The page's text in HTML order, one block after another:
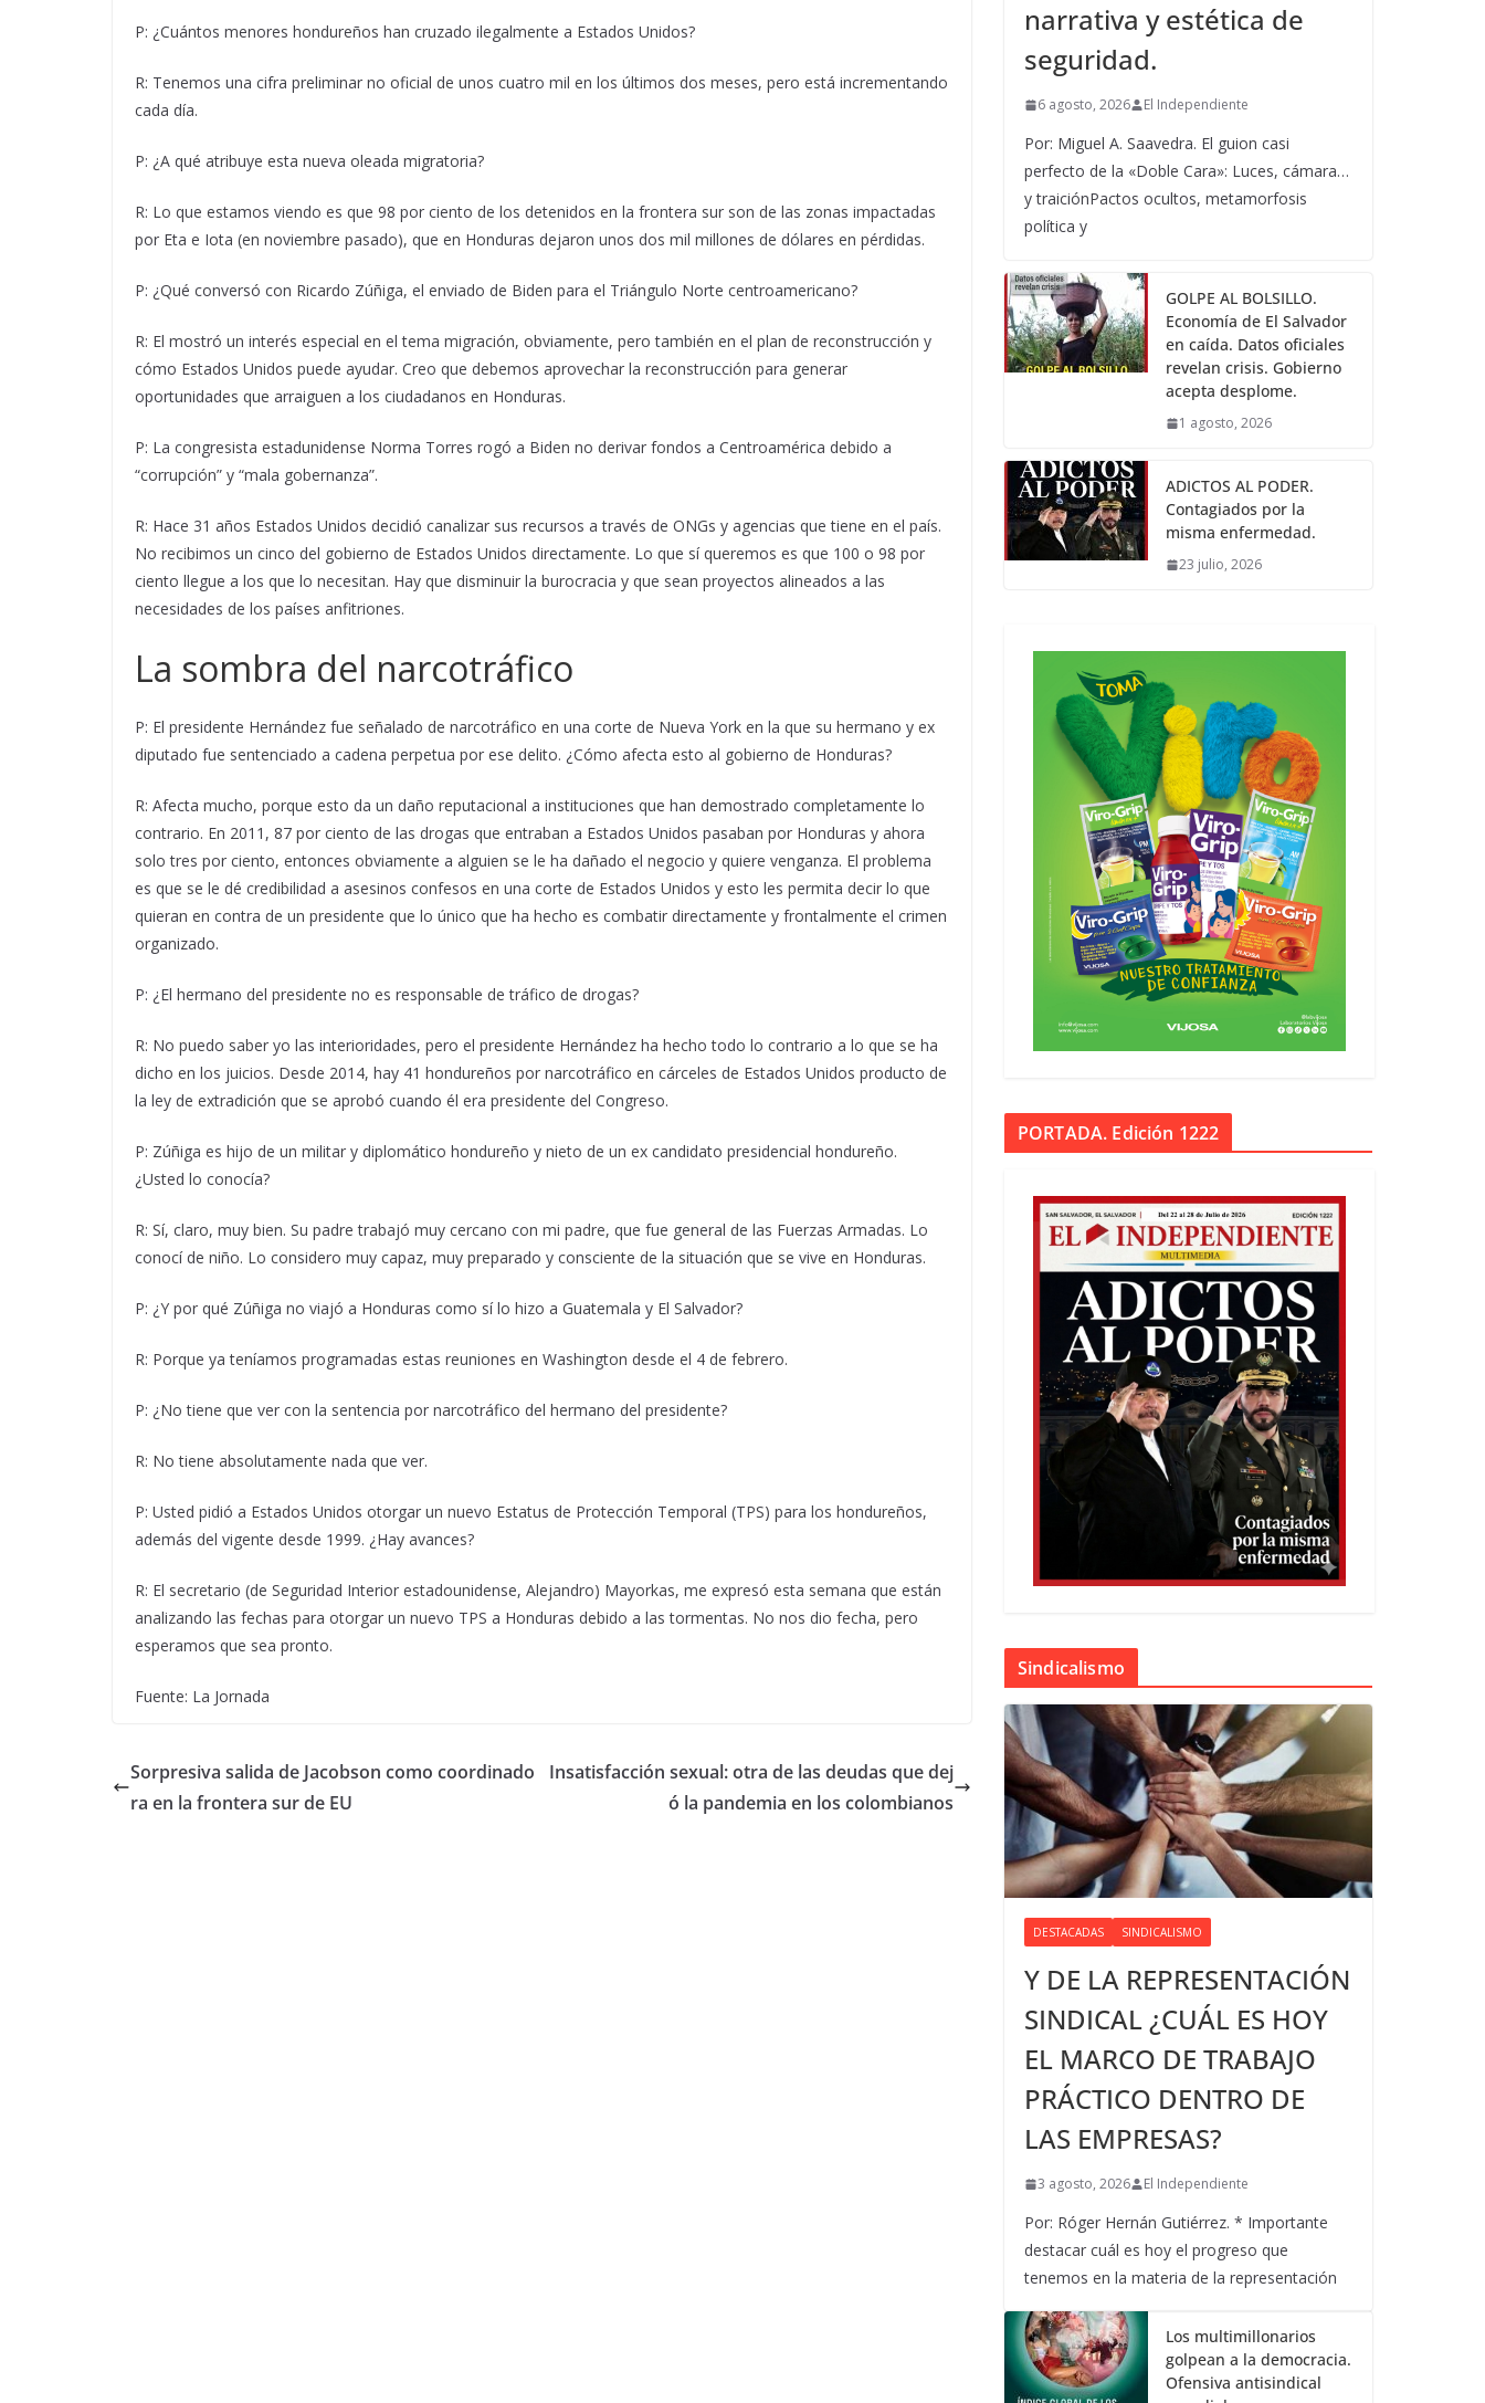
P: ¿Cuántos menores hondureños han cruzado ilegalmente a Estados Unidos?
R: Tenemos una cifra preliminar no oficial de unos cuatro mil en los últimos dos meses, pero está incrementando
cada día.
P: ¿A qué atribuye esta nueva oleada migratoria?
R: Lo que estamos viendo es que 98 por ciento de los detenidos en la frontera sur son de las zonas impactadas
por Eta e Iota (en noviembre pasado), que en Honduras dejaron unos dos mil millones de dólares en pérdidas.
P: ¿Qué conversó con Ricardo Zúñiga, el enviado de Biden para el Triángulo Norte centroamericano?
R: El mostró un interés especial en el tema migración, obviamente, pero también en el plan de reconstrucción y
cómo Estados Unidos puede ayudar. Creo que debemos aprovechar la reconstrucción para generar
oportunidades que arraiguen a los ciudadanos en Honduras.
P: La congresista estadunidense Norma Torres rogó a Biden no derivar fondos a Centroamérica debido a
“corrupción” y “mala gobernanza”.
R: Hace 31 años Estados Unidos decidió canalizar sus recursos a través de ONGs y agencias que tiene en el país.
No recibimos un cinco del gobierno de Estados Unidos directamente. Lo que sí queremos es que 100 o 98 por
ciento llegue a los que lo necesitan. Hay que disminuir la burocracia y que sean proyectos alineados a las
necesidades de los países anfitriones.
La sombra del narcotráfico
P: El presidente Hernández fue señalado de narcotráfico en una corte de Nueva York en la que su hermano y ex
diputado fue sentenciado a cadena perpetua por ese delito. ¿Cómo afecta esto al gobierno de Honduras?
R: Afecta mucho, porque esto da un daño reputacional a instituciones que han demostrado completamente lo
contrario. En 2011, 87 por ciento de las drogas que entraban a Estados Unidos pasaban por Honduras y ahora
solo tres por ciento, entonces obviamente a alguien se le ha dañado el negocio y quiere venganza. El problema
es que se le dé credibilidad a asesinos confesos en una corte de Estados Unidos y esto les permita decir lo que
quieran en contra de un presidente que lo único que ha hecho es combatir directamente y frontalmente el crimen
organizado.
P: ¿El hermano del presidente no es responsable de tráfico de drogas?
R: No puedo saber yo las interioridades, pero el presidente Hernández ha hecho todo lo contrario a lo que se ha
dicho en los juicios. Desde 2014, hay 41 hondureños por narcotráfico en cárceles de Estados Unidos producto de
la ley de extradición que se aprobó cuando él era presidente del Congreso.
P: Zúñiga es hijo de un militar y diplomático hondureño y nieto de un ex candidato presidencial hondureño.
¿Usted lo conocía?
R: Sí, claro, muy bien. Su padre trabajó muy cercano con mi padre, que fue general de las Fuerzas Armadas. Lo
conocí de niño. Lo considero muy capaz, muy preparado y consciente de la situación que se vive en Honduras.
P: ¿Y por qué Zúñiga no viajó a Honduras como sí lo hizo a Guatemala y El Salvador?
R: Porque ya teníamos programadas estas reuniones en Washington desde el 4 de febrero.
P: ¿No tiene que ver con la sentencia por narcotráfico del hermano del presidente?
R: No tiene absolutamente nada que ver.
P: Usted pidió a Estados Unidos otorgar un nuevo Estatus de Protección Temporal (TPS) para los hondureños,
además del vigente desde 1999. ¿Hay avances?
R: El secretario (de Seguridad Interior estadounidense, Alejandro) Mayorkas, me expresó esta semana que están
analizando las fechas para otorgar un nuevo TPS a Honduras debido a las tormentas. No nos dio fecha, pero
esperamos que sea pronto.
Fuente: La Jornada
Sorpresiva salida de Jacobson como coordinado
ra en la frontera sur de EU
Insatisfacción sexual: otra de las deudas que dej
ó la pandemia en los colombianos
narrativa y estética de
seguridad.
6 agosto, 2026 El Independiente
Por: Miguel A. Saavedra. El guion casi
perfecto de la «Doble Cara»: Luces, cámara…
y traiciónPactos ocultos, metamorfosis
política y
GOLPE AL BOLSILLO.
Economía de El Salvador
en caída. Datos oficiales
revelan crisis. Gobierno
acepta desplome.
1 agosto, 2026
ADICTOS AL PODER.
Contagiados por la
misma enfermedad.
23 julio, 2026
PORTADA. Edición 1222
Sindicalismo
DESTACADAS SINDICALISMO
Y DE LA REPRESENTACIÓN
SINDICAL ¿CUÁL ES HOY
EL MARCO DE TRABAJO
PRÁCTICO DENTRO DE
LAS EMPRESAS?
3 agosto, 2026 El Independiente
Por: Róger Hernán Gutiérrez. * Importante
destacar cuál es hoy el progreso que
tenemos en la materia de la representación
Los multimillonarios
golpean a la democracia.
Ofensiva antisindical